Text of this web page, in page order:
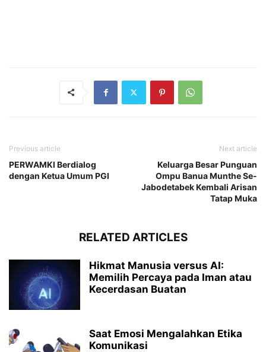
Previous article
PERWAMKI Berdialog
dengan Ketua Umum PGI
Next article
Keluarga Besar Punguan
Ompu Banua Munthe Se-
Jabodetabek Kembali Arisan
Tatap Muka
RELATED ARTICLES
Hikmat Manusia versus AI:
Memilih Percaya pada Iman atau
Kecerdasan Buatan
Saat Emosi Mengalahkan Etika
Komunikasi